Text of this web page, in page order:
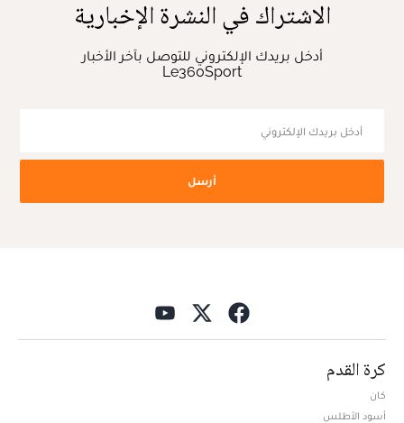
الاشتراك في النشرة الإخبارية
أدخل بريدك الإلكتروني للتوصل بآخر الأخبار
Le360Sport
أرسل
كرة القدم
كان
أسود الأطلس